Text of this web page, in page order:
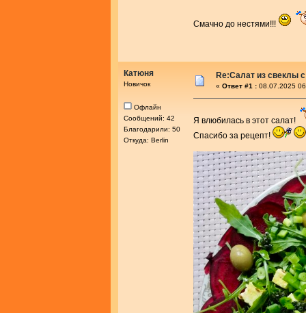
Смачно до нестями!!!
Катюня
Новичок
Офлайн
Сообщений: 42
Благодарили: 50
Откуда: Berlin
Re:Салат из свеклы
« Ответ #1 : 08.07.2025
Я влюбилась в этот салат!
Спасибо за рецепт!